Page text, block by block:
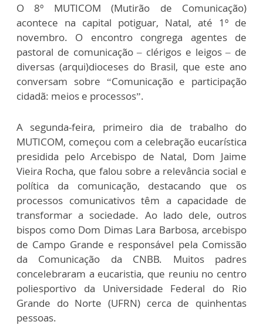
O 8º MUTICOM (Mutirão de Comunicação)
acontece na capital potiguar, Natal, até 1º de
novembro. O encontro congrega agentes de
pastoral de comunicação – clérigos e leigos – de
diversas (arqui)dioceses do Brasil, que este ano
conversam sobre “Comunicação e participação
cidadã: meios e processos”.
A segunda-feira, primeiro dia de trabalho do
MUTICOM, começou com a celebração eucarística
presidida pelo Arcebispo de Natal, Dom Jaime
Vieira Rocha, que falou sobre a relevância social e
política da comunicação, destacando que os
processos comunicativos têm a capacidade de
transformar a sociedade. Ao lado dele, outros
bispos como Dom Dimas Lara Barbosa, arcebispo
de Campo Grande e responsável pela Comissão
da Comunicação da CNBB. Muitos padres
concelebraram a eucaristia, que reuniu no centro
poliesportivo da Universidade Federal do Rio
Grande do Norte (UFRN) cerca de quinhentas
pessoas.